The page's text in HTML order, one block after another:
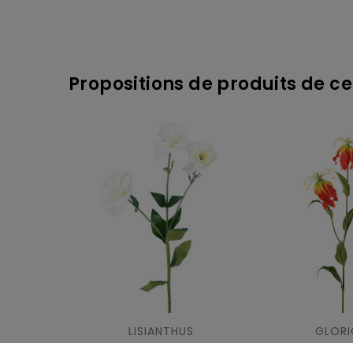
Propositions de produits de
LISIANTHUS